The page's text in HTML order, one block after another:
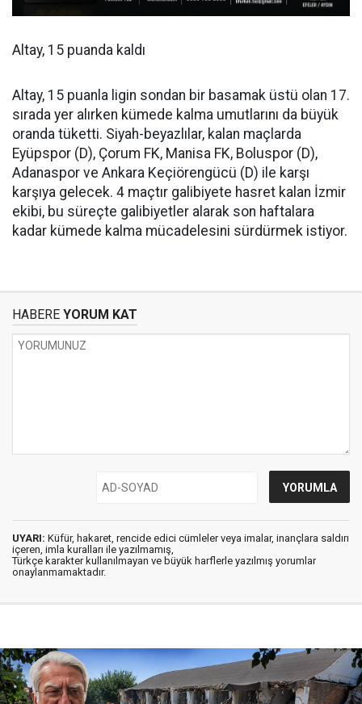
Altay, 15 puanda kaldı
Altay, 15 puanla ligin sondan bir basamak üstü olan 17.
sırada yer alırken kümede kalma umutlarını da büyük
oranda tüketti. Siyah-beyazlılar, kalan maçlarda
Eyüpspor (D), Çorum FK, Manisa FK, Boluspor (D),
Adanaspor ve Ankara Keçiörengücü (D) ile karşı
karşıya gelecek. 4 maçtır galibiyete hasret kalan İzmir
ekibi, bu süreçte galibiyetler alarak son haftalara
kadar kümede kalma mücadelesini sürdürmek istiyor.
HABERE YORUM KAT
UYARI: Küfür, hakaret, rencide edici cümleler veya imalar, inançlara saldırı
içeren, imla kuralları ile yazılmamış,
Türkçe karakter kullanılmayan ve büyük harflerle yazılmış yorumlar
onaylanmamaktadır.